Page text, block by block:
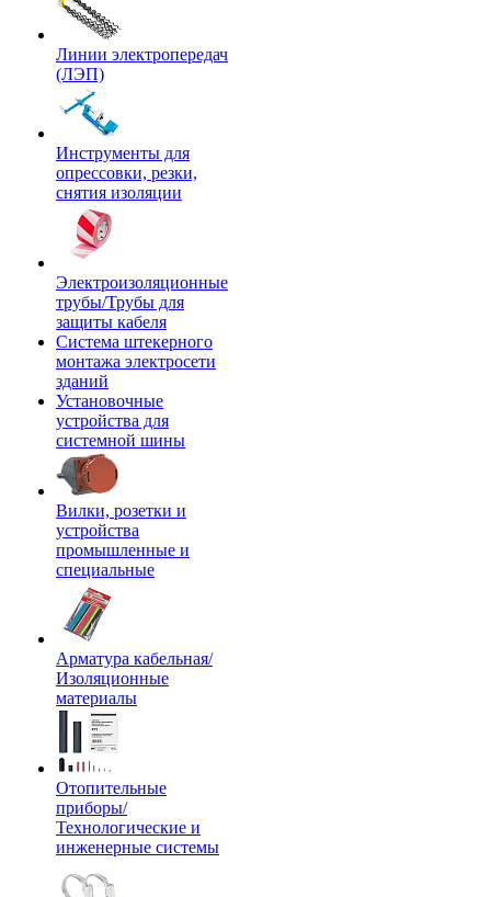
Линии электропередач
(ЛЭП)
Инструменты для
опрессовки, резки,
снятия изоляции
Электроизоляционные
трубы/Трубы для
защиты кабеля
Система штекерного
монтажа электросети
зданий
Установочные
устройства для
системной шины
Вилки, розетки и
устройства
промышленные и
специальные
Арматура кабельная/
Изоляционные
материалы
Отопительные
приборы/
Технологические и
инженерные системы